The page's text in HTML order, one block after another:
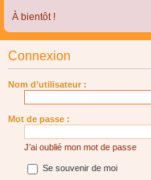
À bientôt !
Connexion
Nom d’utilisateur :
Mot de passe :
J’ai oublié mon mot de passe
Se souvenir de moi